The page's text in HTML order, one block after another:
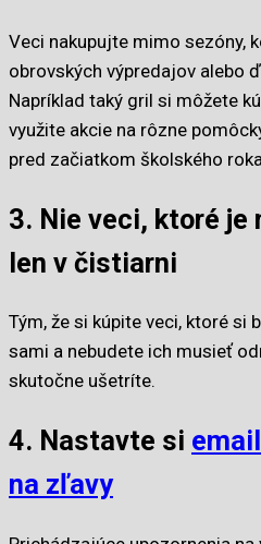
Veci nakupujte mimo sezóny,
obrovských výpredajov alebo
Napríklad taký gril si môžete
využite akcie na rôzne
pred začiatkom školského
3. Nie veci, ktoré
len v čistiarni
Tým, že si kúpite veci, ktoré si
sami a nebudete ich musieť
skutočne ušetríte.
4. Nastavte si
na zľavy